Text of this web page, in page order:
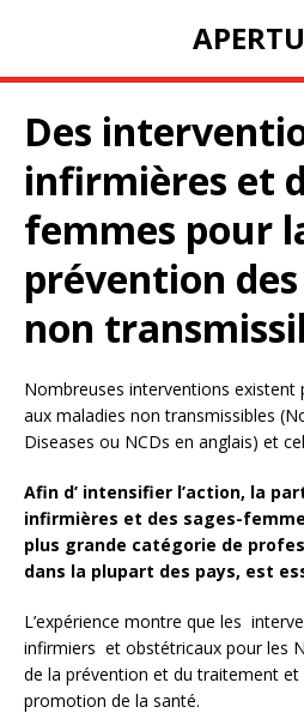
Des
infirmières et
femmes pour
prévention
non
Nombreuses interventions existent
aux maladies non transmissibles
Diseases ou NCDs en anglais) et
Afin d’ intensifier l’action, la
infirmières et des sages-
plus grande catégorie de
dans la plupart des pays, est
L’expérience montre que les
infirmiers et obstétricaux pour les
de la prévention et du traitement et
promotion de la santé.